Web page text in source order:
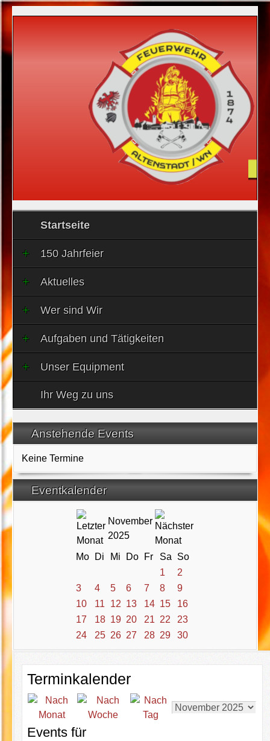
Startseite
150 Jahrfeier
Aktuelles
Wer sind Wir
Aufgaben und Tätigkeiten
Unser Equipment
Ihr Weg zu uns
Anstehende Events
Keine Termine
Eventkalender
November
2025
Mo Di Mi Do Fr Sa
So
1
2
3
4 5 6 7 8
9
10
11 12 13 14 15
16
17
18 19 20 21 22
23
24
25 26 27 28 29 30
Terminkalender
Events für